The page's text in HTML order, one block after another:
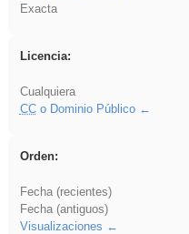
Exacta
Licencia:
Cualquiera
CCo Dominio Público
Orden:
Fecha (recientes)
Fecha (antiguos)
Visualizaciones